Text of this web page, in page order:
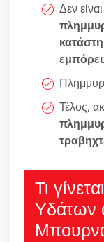
Δεν
Τέλος,
Τι
Υδάτων